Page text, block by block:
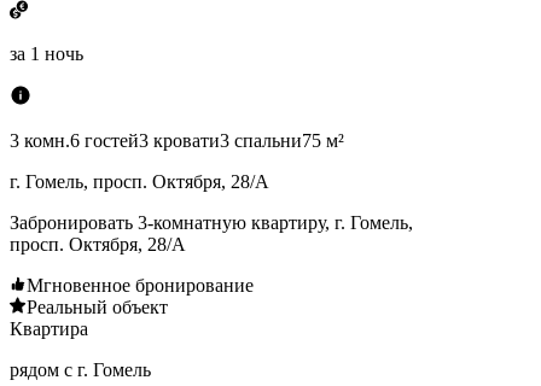
за 1 ночь
3 комн.6 гостей3 кровати3 спальни75 м²
г. Гомель, просп. Октября, 28/А
Забронировать 3-комнатную квартиру, г. Гомель,
просп. Октября, 28/А
Мгновенное бронирование
Реальный объект
Квартира
рядом с г. Гомель